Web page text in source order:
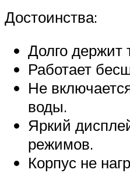
Достоинства:
Долго держит
Работает
Не
воды.
Яркий
режимов.
Корпус не